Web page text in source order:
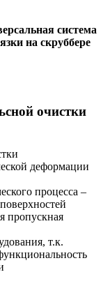
система
на скруббере
очистки
деформации
процесса –
пропускная
т.к.